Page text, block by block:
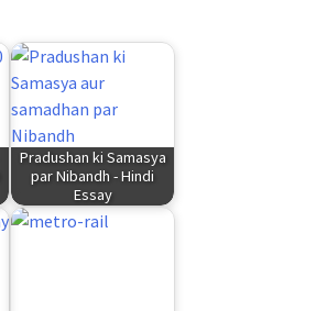
Pradushan ki Samasya
par Nibandh - Hindi
Essay